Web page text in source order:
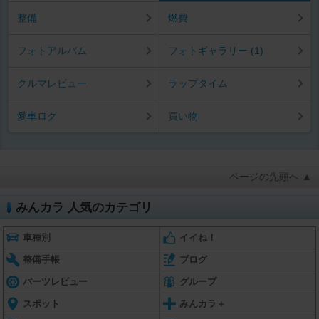
整備 燃費
フォトアルバム フォトギャラリー (1)
クルマレビュー ラップタイム
愛車ログ 買い物
ページの先頭へ ▲
みんカラ 人気のカテゴリ
車種別 イイね！
整備手帳 ブログ
パーツレビュー グループ
スポット みんカラ＋